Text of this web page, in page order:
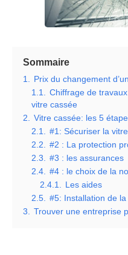
Sommaire
1.
Prix du changement
1.1.
Chiffrage de
vitre cassée
2.
Vitre cassée: les 5
2.1.
#1: Sécuriser la vitre
2.2.
#2 : La protection
2.3.
#3 : les assurances
2.4.
#4 : le choix de la
2.4.1.
Les aides
2.5.
#5: Installation de
3.
Trouver une entreprise